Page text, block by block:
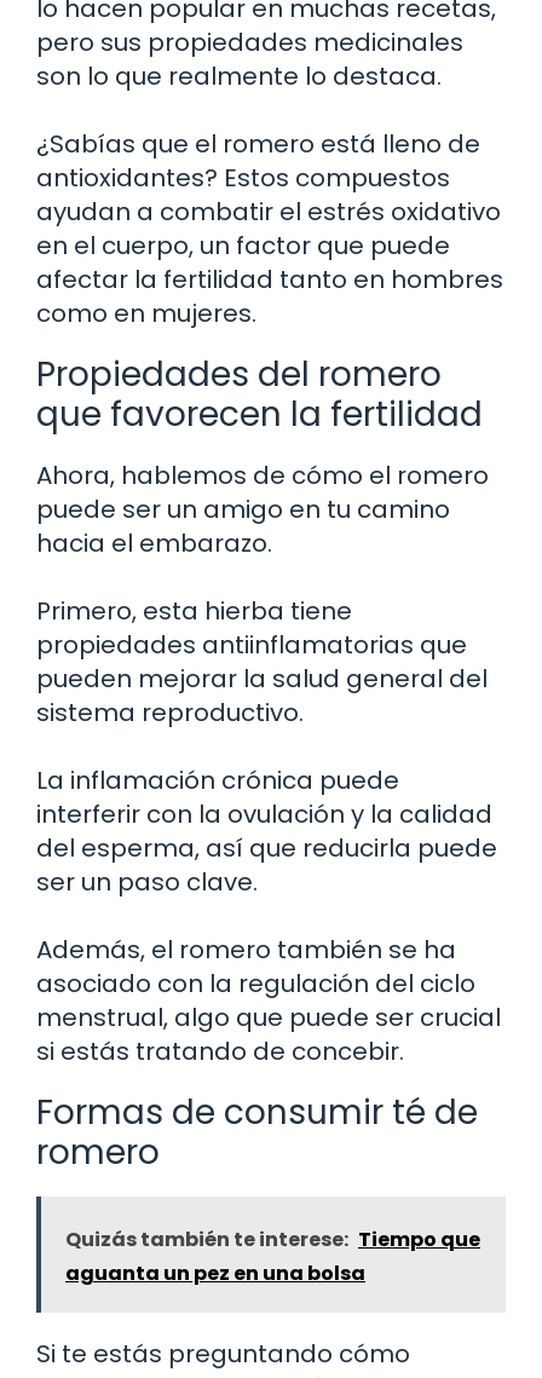
lo hacen popular en muchas recetas,
pero sus propiedades medicinales
son lo que realmente lo destaca.
¿Sabías que el romero está lleno de
antioxidantes? Estos compuestos
ayudan a combatir el estrés oxidativo
en el cuerpo, un factor que puede
afectar la fertilidad tanto en hombres
como en mujeres.
Propiedades del romero
que favorecen la fertilidad
Ahora, hablemos de cómo el romero
puede ser un amigo en tu camino
hacia el embarazo.
Primero, esta hierba tiene
propiedades antiinflamatorias que
pueden mejorar la salud general del
sistema reproductivo.
La inflamación crónica puede
interferir con la ovulación y la calidad
del esperma, así que reducirla puede
ser un paso clave.
Además, el romero también se ha
asociado con la regulación del ciclo
menstrual, algo que puede ser crucial
si estás tratando de concebir.
Formas de consumir té de
romero
Quizás también te interese: Tiempo que
aguanta un pez en una bolsa
Si te estás preguntando cómo